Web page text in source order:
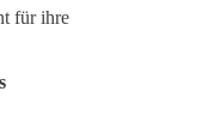
für ihre